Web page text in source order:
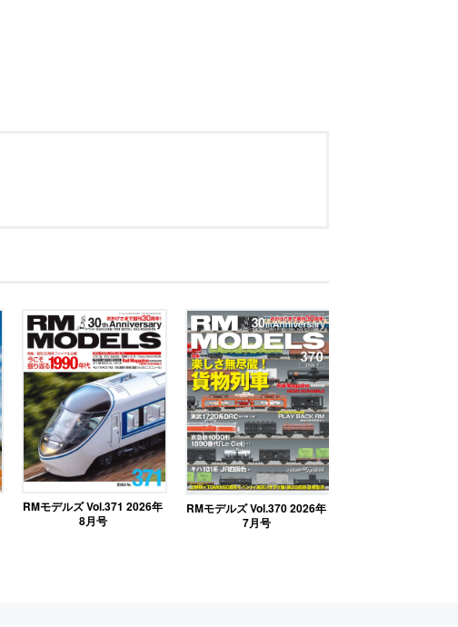
RMモデルズ Vol.371 2026年
8月号
RMモデルズ Vol.370 2026年
7月号